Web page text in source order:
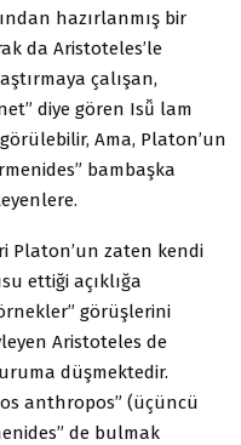
hazırlanmış bir
da Aristoteles’le
çalışan,
diye gören Isǚ lam
Ama, Platon’un
bambaşka
Platon’un zaten kendi
ettiği açıklığa
görüşlerini
Aristoteles de
düşmektedir.
anthropos” (üçüncü
de bulmak